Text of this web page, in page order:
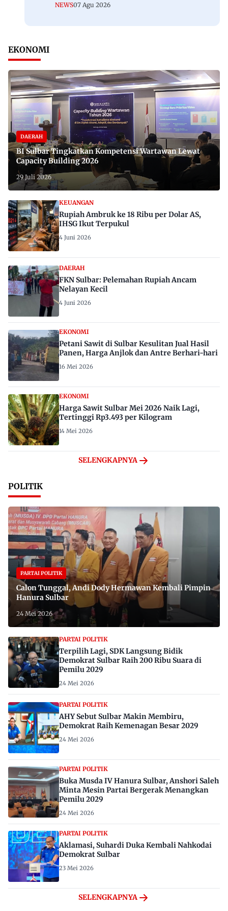
NEWS07 Agu 2026
EKONOMI
DAERAH
BI Sulbar Tingkatkan Kompetensi Wartawan Lewat
Capacity Building 2026
29 Juli 2026
KEUANGAN
Rupiah Ambruk ke 18 Ribu per Dolar AS,
IHSG Ikut Terpukul
4 Juni 2026
DAERAH
FKN Sulbar: Pelemahan Rupiah Ancam
Nelayan Kecil
4 Juni 2026
EKONOMI
Petani Sawit di Sulbar Kesulitan Jual Hasil
Panen, Harga Anjlok dan Antre Berhari-hari
16 Mei 2026
EKONOMI
Harga Sawit Sulbar Mei 2026 Naik Lagi,
Tertinggi Rp3.493 per Kilogram
14 Mei 2026
SELENGKAPNYA
POLITIK
PARTAI POLITIK
Calon Tunggal, Andi Dody Hermawan Kembali Pimpin
Hanura Sulbar
24 Mei 2026
PARTAI POLITIK
Terpilih Lagi, SDK Langsung Bidik
Demokrat Sulbar Raih 200 Ribu Suara di
Pemilu 2029
24 Mei 2026
PARTAI POLITIK
AHY Sebut Sulbar Makin Membiru,
Demokrat Raih Kemenagan Besar 2029
24 Mei 2026
PARTAI POLITIK
Buka Musda IV Hanura Sulbar, Anshori Saleh
Minta Mesin Partai Bergerak Menangkan
Pemilu 2029
24 Mei 2026
PARTAI POLITIK
Aklamasi, Suhardi Duka Kembali Nahkodai
Demokrat Sulbar
23 Mei 2026
SELENGKAPNYA